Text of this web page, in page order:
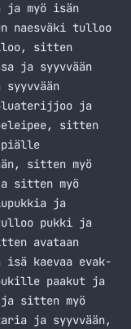
ja myö isän
naesväki tulloo
sitten
ja syyvvään
ja
sitten
piälle
sitten myö
sitten myö
ja
pukki ja
avataan
kaevaa evak­
paakut ja
sitten myö
ja syyvvään,